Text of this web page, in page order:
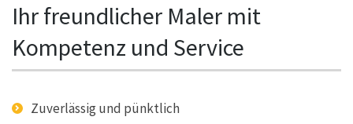
Ihr freundlicher Maler mit
Kompetenz und Service
Zuverlässig und pünktlich